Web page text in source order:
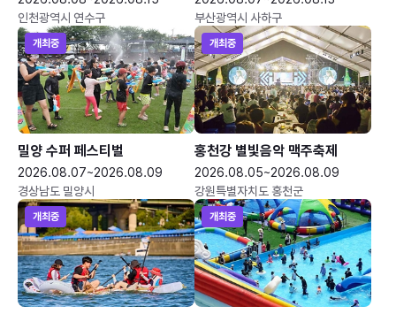
인천광역시 연수구
부산광역시 사하구
개최중
밀양 수퍼 페스티벌
2026.08.07~2026.08.09
경상남도 밀양시
개최중
홍천강 별빛음악 맥주축제
2026.08.05~2026.08.09
강원특별자치도 홍천군
개최중 개최중